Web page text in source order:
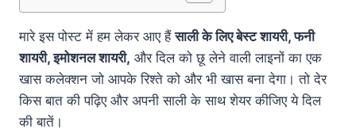
मारे इस पोस्ट में हम लेकर आए हैंसाली के लिए बेस्ट शायरी, फनी
शायरी, इमोशनल शायरी, और दिल को छू लेने वाली लाइनों का एक
खास कलेक्शन जो आपके रिश्ते को और भी खास बना देगा। तो देर
किस बात की पढ़िए और अपनी साली के साथ शेयर कीजिए ये दिल
की बातें।